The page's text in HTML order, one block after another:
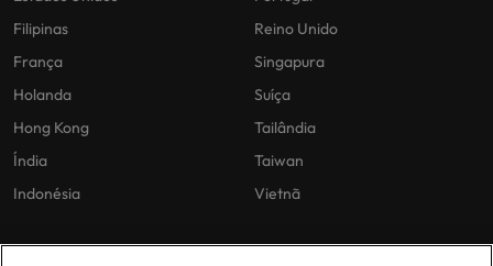
Filipinas
França
Holanda
Hong Kong
Índia
Indonésia
Reino Unido
Singapura
Suíça
Tailândia
Taiwan
Vietnã